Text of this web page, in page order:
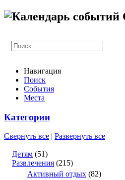
Навигация
Поиск
События
Места
Категории
Свернуть все | Развернуть все
Детям (51)
Развлечения (215)
Активный отдых (82)